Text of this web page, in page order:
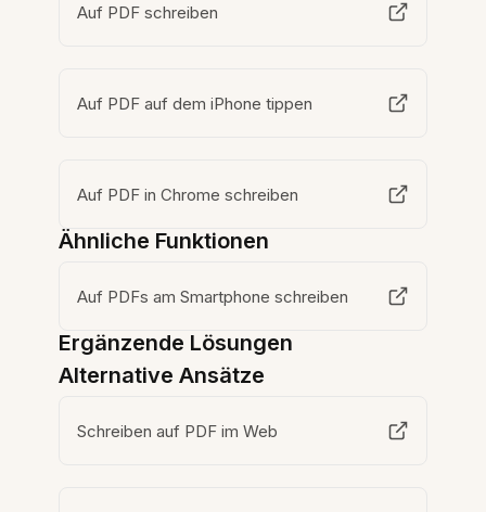
Auf PDF schreiben
Auf PDF auf dem iPhone tippen
Auf PDF in Chrome schreiben
Ähnliche Funktionen
Auf PDFs am Smartphone schreiben
Ergänzende Lösungen
Alternative Ansätze
Schreiben auf PDF im Web